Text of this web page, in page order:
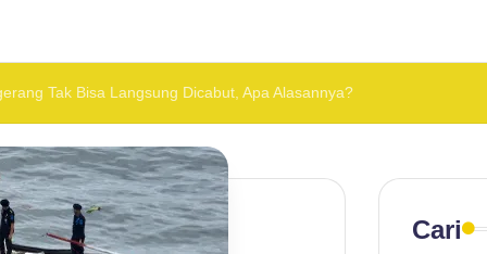
Tak Bisa Langsung Dicabut, Apa Alasannya?
Cari